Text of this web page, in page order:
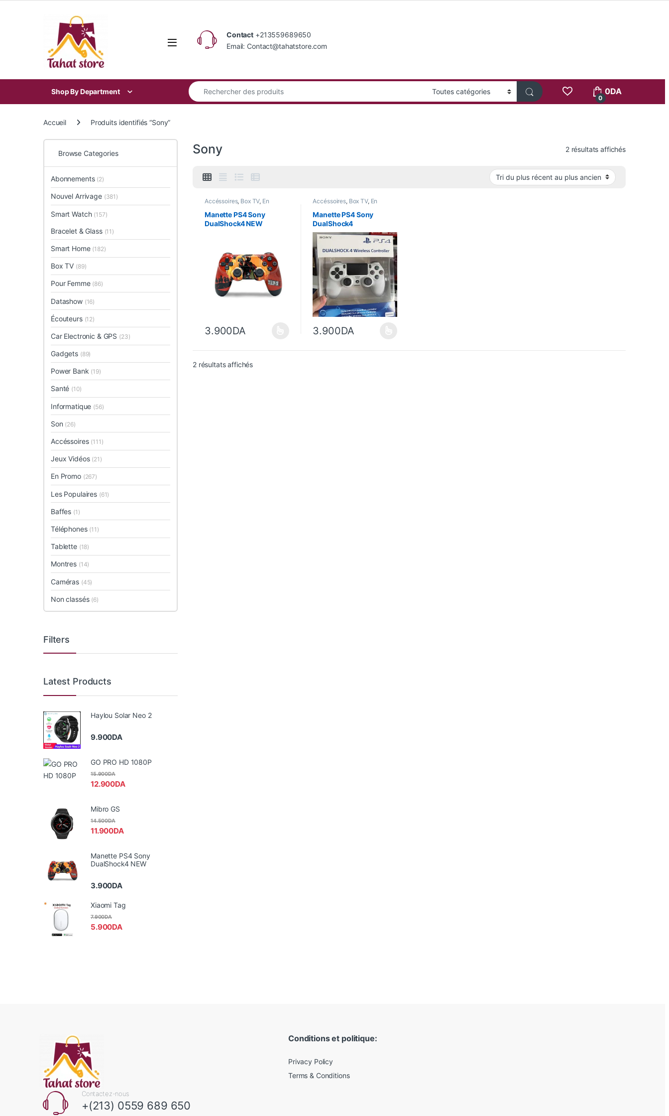
Contact +213559689650
Email: Contact@tahatstore.com
Shop By Department
Search for:
0
0DA
Accueil Produits identifiés “Sony”
Sony 2 résultats affichésTrié du plus
Accéssoires, Box TV, En
Vidéos,Nouvel Arrivage
Home
Manette PS4 Sony
DualShock4 NEW
3.900DA
Ce produit a plusieurs variations. Les options peuvent être choisies sur la page du produit
Accéssoires, Box TV, En
Vidéos,Nouvel Arrivage
Home
Manette PS4 Sony
DualShock4
3.900DA
Ce produit a plusieurs variations. Les options peuvent être choisies sur la page du produit
2 résultats affichésTrié du plus récent au plus ancien
Browse Categories
Abonnements (2)
Nouvel Arrivage (381)
Smart Watch (157)
Bracelet & Glass (11)
Smart Home (182)
Box TV (89)
Pour Femme (86)
Datashow (16)
Écouteurs (12)
Car Electronic & GPS (23)
Gadgets (89)
Power Bank (19)
Santé (10)
Informatique (56)
Son (26)
Accéssoires (111)
Jeux Vidéos (21)
En Promo (267)
Les Populaires (61)
Baffes (1)
Téléphones (11)
Tablette (18)
Montres (14)
Caméras (45)
Non classés (6)
Filters
Latest Products
Haylou Solar Neo 2
9.900DA
GO PRO HD 1080P
12.900DA
15.900DA
Mibro GS
11.900DA
14.500DA
Manette PS4 Sony
DualShock4 NEW
3.900DA
Xiaomi Tag
5.900DA
7.900DA
Contactez-nous
+(213) 0559 689 650
Conditions et politique:
Privacy Policy
Terms & Conditions